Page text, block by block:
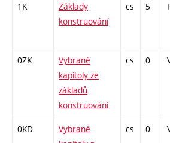
1K
Základy
konstruování
cs 5
0ZK
Vybrané
kapitoly ze
základů
konstruování
cs 0
0KD
Vybrané
cs 0